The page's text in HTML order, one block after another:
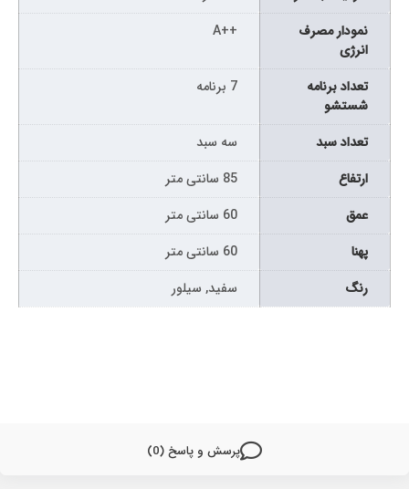
پرسش و پاسخ (0)
نمودار مصرف
انرژی
++A
تعداد برنامه
شستشو
7 برنامه
تعداد سبد
سه سبد
ارتفاع
85 سانتی متر
عمق
60 سانتی متر
پهنا
60 سانتی متر
رنگ
سفید, سیلور